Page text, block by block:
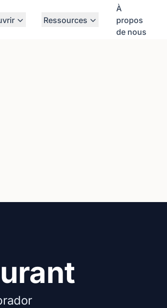
Ressources
À
propos
de nous